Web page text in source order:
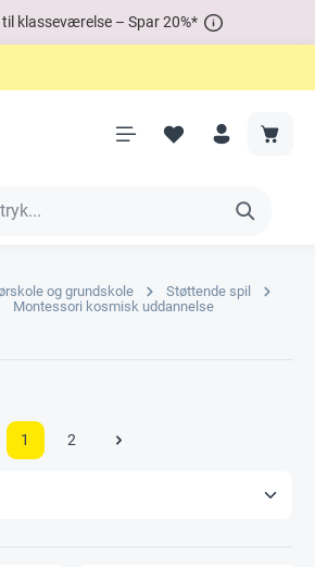
klasseværelse – Spar 20%*
og grundskole
Støttende spil
Montessori kosmisk uddannelse
1 2